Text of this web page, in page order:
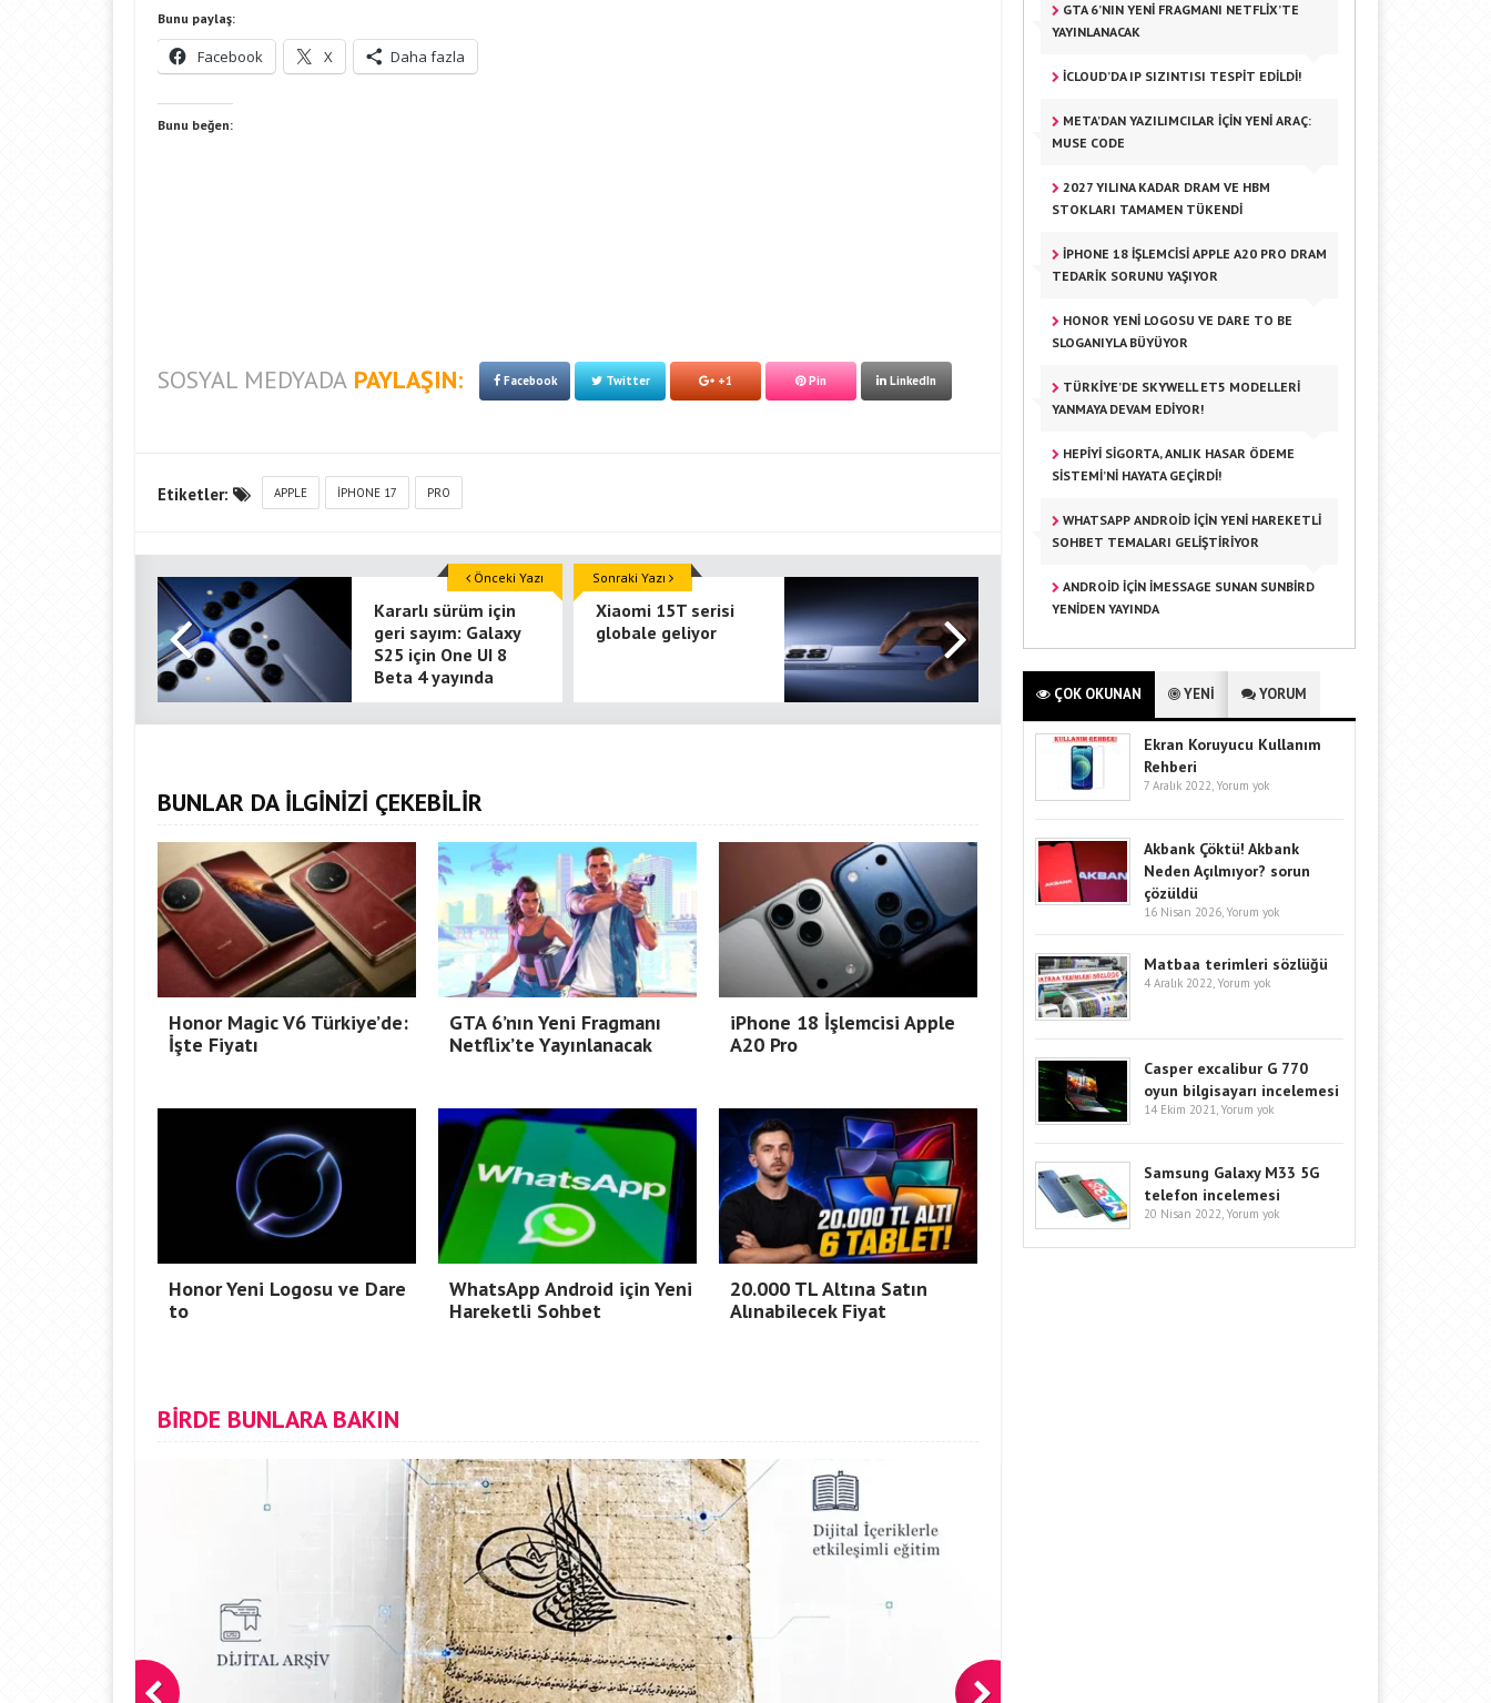
Bunu paylaş:
Facebook X Daha fazla
Bunu beğen:
SOSYAL MEDYADA PAYLAŞIN: Facebook Twitter +1 Pin LinkedIn
Etiketler: APPLE İPHONE 17 PRO
Kararlı sürüm için
geri sayım: Galaxy
S25 için One UI 8
Beta 4 yayında
Önceki Yazı
Xiaomi 15T serisi
globale geliyor
Sonraki Yazı
BUNLAR DA İLGİNİZİ ÇEKEBİLİR
Honor Magic V6 Türkiye’de:
İşte Fiyatı
GTA 6’nın Yeni Fragmanı
Netflix’te Yayınlanacak
iPhone 18 İşlemcisi Apple
A20 Pro
Honor Yeni Logosu ve Dare
to
WhatsApp Android için Yeni
Hareketli Sohbet
20.000 TL Altına Satın
Alınabilecek Fiyat
BİRDE BUNLARA BAKIN
GTA 6’NIN YENI FRAGMANI NETFLIX’TE
YAYINLANACAK
ICLOUD’DA IP SIZINTISI TESPIT EDILDI!
META’DAN YAZILIMCILAR IÇIN YENI ARAÇ:
MUSE CODE
2027 YILINA KADAR DRAM VE HBM
STOKLARI TAMAMEN TÜKENDI
IPHONE 18 İŞLEMCISI APPLE A20 PRO DRAM
TEDARIK SORUNU YAŞIYOR
HONOR YENI LOGOSU VE DARE TO BE
SLOGANIYLA BÜYÜYOR
TÜRKIYE’DE SKYWELL ET5 MODELLERI
YANMAYA DEVAM EDIYOR!
HEPIYI SIGORTA, ANLIK HASAR ÖDEME
SISTEMI’NI HAYATA GEÇIRDI!
WHATSAPP ANDROID IÇIN YENI HAREKETLI
SOHBET TEMALARI GELIŞTIRIYOR
ANDROID IÇIN IMESSAGE SUNAN SUNBIRD
YENIDEN YAYINDA
ÇOK OKUNAN YENİ YORUM
Ekran Koruyucu Kullanım
Rehberi
7 Aralık 2022, Yorum yok
Akbank Çöktü! Akbank
Neden Açılmıyor? sorun
çözüldü
16 Nisan 2026, Yorum yok
Matbaa terimleri sözlüğü
4 Aralık 2022, Yorum yok
Casper excalibur G 770
oyun bilgisayarı incelemesi
14 Ekim 2021, Yorum yok
Samsung Galaxy M33 5G
telefon incelemesi
20 Nisan 2022, Yorum yok